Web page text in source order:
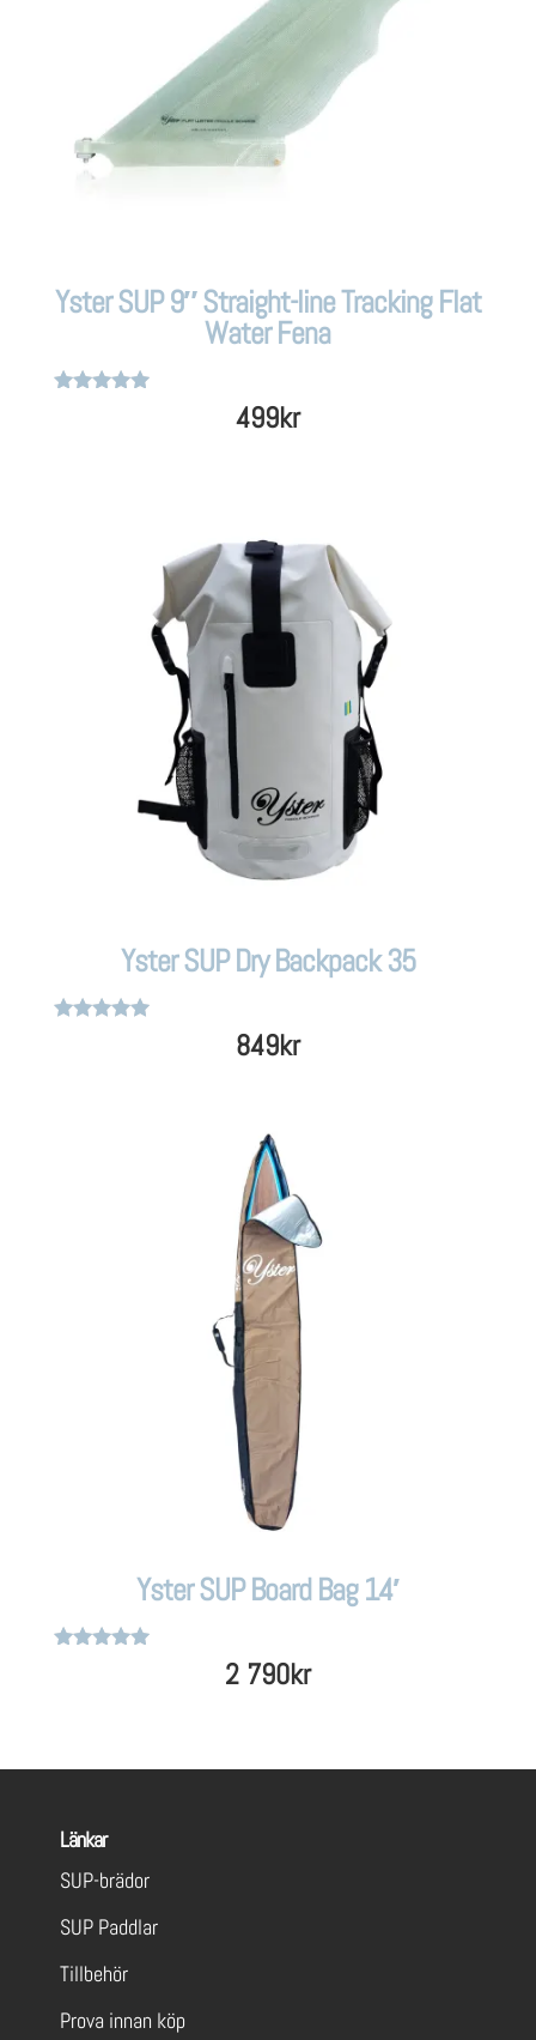
Yster SUP 9″ Straight-line Tracking Flat
Water Fena
499kr
Yster SUP Dry Backpack 35
849kr
Yster SUP Board Bag 14′
2 790kr
Länkar
SUP-brädor
SUP Paddlar
Tillbehör
Prova innan köp